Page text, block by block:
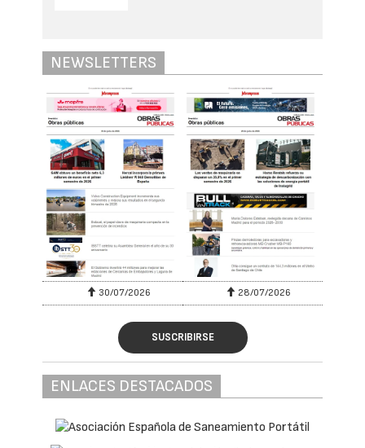
NEWSLETTERS
30/07/2026 28/07/2026
SUSCRIBIRSE
ENLACES DESTACADOS